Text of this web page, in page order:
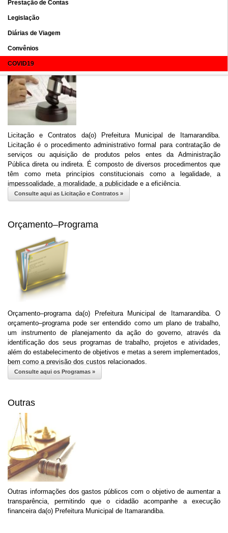
Prestação de Contas
Legislação
Diárias de Viagem
Convênios
COVID19
Consulte aqui a Folha de pagamento »
Licitações e Contratos
Licitação e Contratos da(o) Prefeitura Municipal de Itamarandiba.
Licitação é o procedimento administrativo formal para contratação de
serviços ou aquisição de produtos pelos entes da Administração
Pública direta ou indireta. É composto de diversos procedimentos que
têm como meta princípios constitucionais como a legalidade, a
impessoalidade, a moralidade, a publicidade e a eficiência.
Consulte aqui as Licitação e Contratos »
Orçamento–Programa
Orçamento–programa da(o) Prefeitura Municipal de Itamarandiba. O
orçamento–programa pode ser entendido como um plano de trabalho,
um instrumento de planejamento da ação do governo, através da
identificação dos seus programas de trabalho, projetos e atividades,
além do estabelecimento de objetivos e metas a serem implementados,
bem como a previsão dos custos relacionados.
Consulte aqui os Programas »
Outras
Outras informações dos gastos públicos com o objetivo de aumentar a
transparência, permitindo que o cidadão acompanhe a execução
financeira da(o) Prefeitura Municipal de Itamarandiba.